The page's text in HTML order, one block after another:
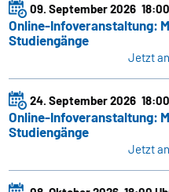
09. September 2026
Online-Infoveranstaltung:
Studiengänge
Jetzt
24. September 2026
Online-Infoveranstaltung:
Studiengänge
Jetzt